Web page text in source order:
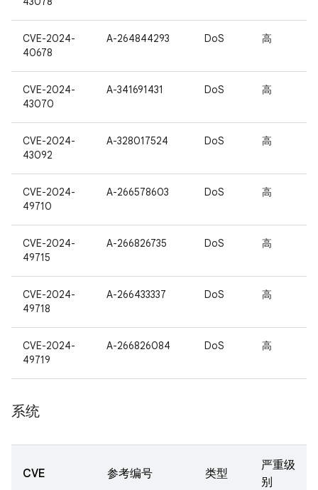
CVE-2024-
40678
A-264844293 DoS 高
CVE-2024-
43070
A-341691431 DoS 高
CVE-2024-
43092
A-328017524 DoS 高
CVE-2024-
49710
A-266578603 DoS 高
CVE-2024-
49715
A-266826735 DoS 高
CVE-2024-
49718
A-266433337 DoS 高
CVE-2024-
49719
A-266826084 DoS 高
系统
CVE 参考编号 类型
严重级
别